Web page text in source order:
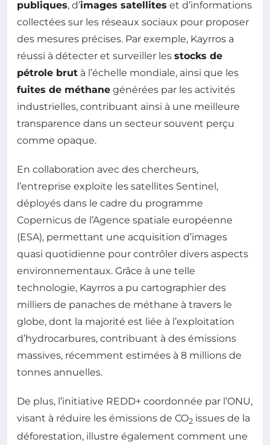
publiques, d’images satellites et d’informations
collectées sur les réseaux sociaux pour proposer
des mesures précises. Par exemple, Kayrros a
réussi à détecter et surveiller les stocks de
pétrole brut à l’échelle mondiale, ainsi que les
fuites de méthane générées par les activités
industrielles, contribuant ainsi à une meilleure
transparence dans un secteur souvent perçu
comme opaque.
En collaboration avec des chercheurs,
l’entreprise exploite les satellites Sentinel,
déployés dans le cadre du programme
Copernicus de l’Agence spatiale européenne
(ESA), permettant une acquisition d’images
quasi quotidienne pour contrôler divers aspects
environnementaux. Grâce à une telle
technologie, Kayrros a pu cartographier des
milliers de panaches de méthane à travers le
globe, dont la majorité est liée à l’exploitation
d’hydrocarbures, contribuant à des émissions
massives, récemment estimées à 8 millions de
tonnes annuelles.
De plus, l’initiative REDD+ coordonnée par l’ONU,
visant à réduire les émissions de CO2 issues de la
déforestation, illustre également comment une